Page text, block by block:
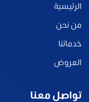
الرئيسية
من نحن
خدماتنا
العروض
تواصل معنا